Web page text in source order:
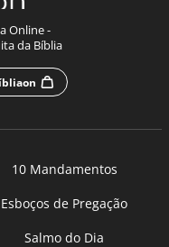
Online -
da Bíblia
10 Mandamentos
Esboços de Pregação
Salmo do Dia